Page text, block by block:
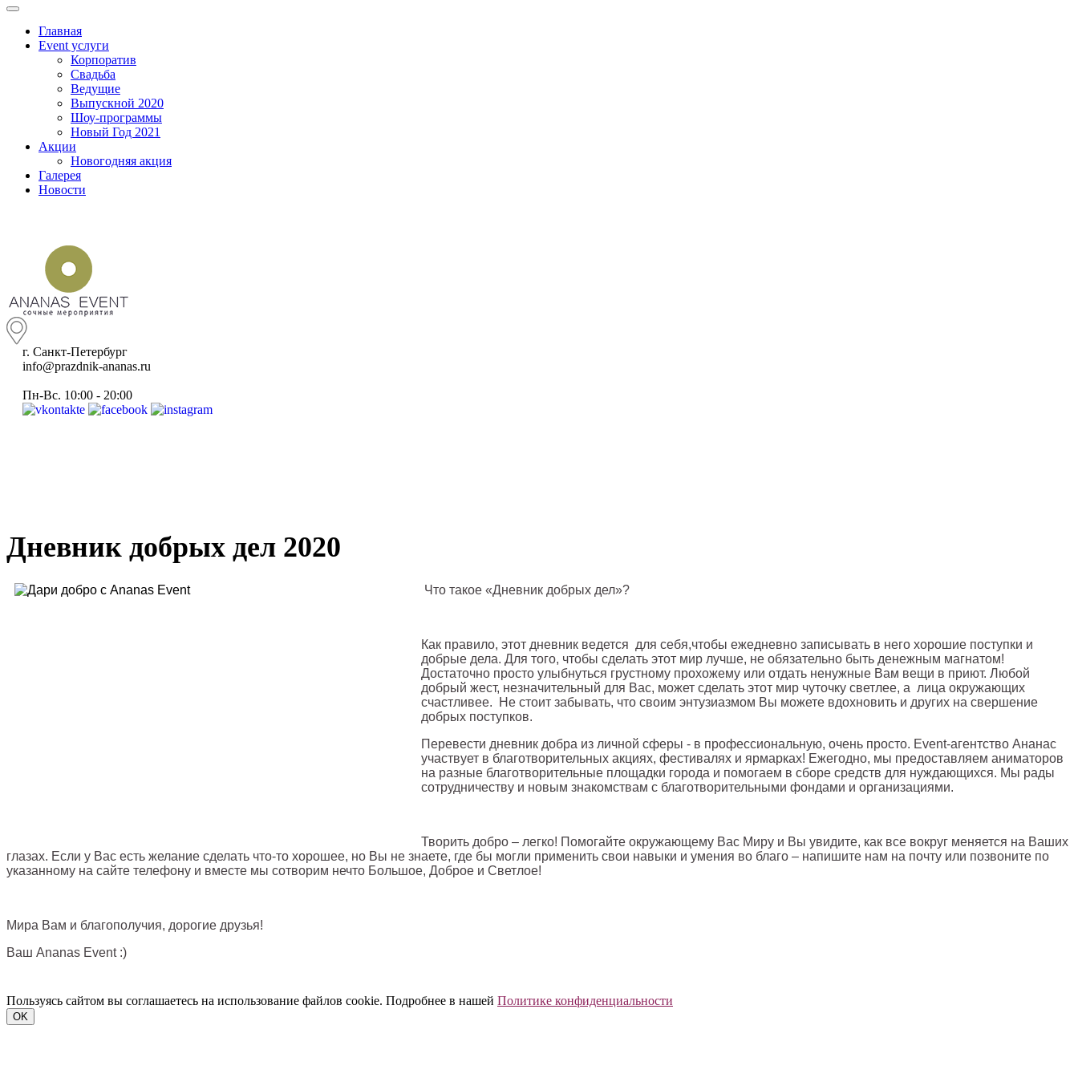
Главная
Event услуги
Корпоратив
Свадьба
Ведущие
Выпускной 2020
Шоу-программы
Новый Год 2021
Акции
Новогодняя акция
Галерея
Новости
г. Санкт-Петербург
info@prazdnik-ananas.ru
Пн-Вс. 10:00 - 20:00
Дневник добрых дел 2020
Что такое «Дневник добрых дел»?
Как правило, этот дневник ведется для себя,чтобы ежедневно записывать в него хорошие поступки и
добрые дела. Для того, чтобы сделать этот мир лучше, не обязательно быть денежным магнатом!
Достаточно просто улыбнуться грустному прохожему или отдать ненужные Вам вещи в приют. Любой
добрый жест, незначительный для Вас, может сделать этот мир чуточку светлее, а лица окружающих
счастливее. Не стоит забывать, что своим энтузиазмом Вы можете вдохновить и других на свершение
добрых поступков.
Перевести дневник добра из личной сферы - в профессиональную, очень просто. Event-агентство Ананас
участвует в благотворительных акциях, фестивалях и ярмарках! Ежегодно, мы предоставляем аниматоров
на разные благотворительные площадки города и помогаем в сборе средств для нуждающихся. Мы рады
сотрудничеству и новым знакомствам с благотворительными фондами и организациями.
Творить добро – легко! Помогайте окружающему Вас Миру и Вы увидите, как все вокруг меняется на Ваших
глазах. Если у Вас есть желание сделать что-то хорошее, но Вы не знаете, где бы могли применить свои навыки и умения во благо – напишите нам на почту или позвоните по
указанному на сайте телефону и вместе мы сотворим нечто Большое, Доброе и Светлое!
Мира Вам и благополучия, дорогие друзья!
Ваш Ananas Event :)
Пользуясь сайтом вы соглашаетесь на использование файлов cookie. Подробнее в нашей Политике конфиденциальности
OK